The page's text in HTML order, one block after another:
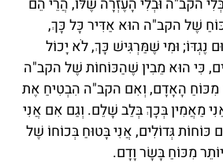
הקב"ה וּבְלִי הָעֶזְרָה שֶׁלּוֹ, הֲרֵי הֵם
שֶׁל הקב"ה הוּא אַדִּיר כָּל כָּךְ,
נֶגְדּוֹ; וּמִי שֶׁמַּרְגִּישׁ כָּךְ, לֹא יָכוֹל
כִּי הוּא מֵבִין שֶׁהַכּוֹחוֹת שֶׁל הקב"ה
מִכּוֹחַ הָאָדָם, וְאִם הקב"ה הִבְטִיחַ אֶת
מַאֲמִין בְּכָךְ בְּלֵב שָׁלֵם. וְגַם אִם אֲנִי
גְּדוֹלִים, אֲנִי בָּטוּחַ בְּכוֹחוֹ שֶׁל
מִכּוֹחַ בָּשָׂר וָדָם.